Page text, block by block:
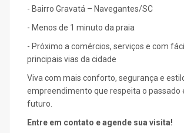
- Bairro Gravatá – Navegantes/SC
- Menos de 1 minuto da praia
- Próximo a comércios, serviços e com
principais vias da cidade
Viva com mais conforto, segurança e
empreendimento que respeita o passado
futuro.
Entre em contato e agende sua visita!